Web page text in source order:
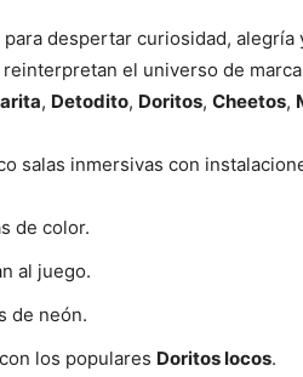
despertar curiosidad,
el universo de
, Detodito, Doritos, Cheetos,
salas inmersivas con
de color.
al juego.
de neón.
los populares Doritos locos.